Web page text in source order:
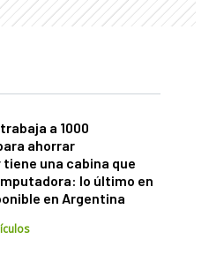
a 1000
ahorrar
una cabina que
lo último en
en Argentina